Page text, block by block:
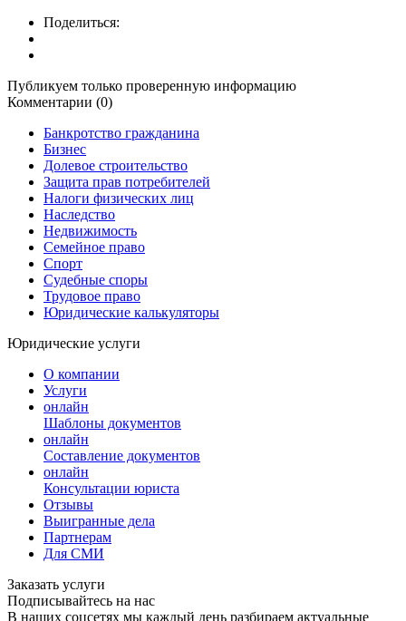
Поделиться:
Публикуем только проверенную информацию
Комментарии (0)
Банкротство гражданина
Бизнес
Долевое строительство
Защита прав потребителей
Налоги физических лиц
Наследство
Недвижимость
Семейное право
Спорт
Судебные споры
Трудовое право
Юридические калькуляторы
Юридические услуги
О компании
Услуги
онлайн
Шаблоны документов
онлайн
Составление документов
онлайн
Консультации юриста
Отзывы
Выигранные дела
Партнерам
Для СМИ
Заказать услуги
Подписывайтесь на нас
В наших соцсетях мы каждый день разбираем актуальные